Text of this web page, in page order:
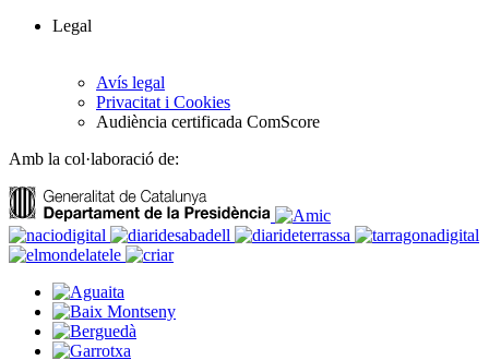
Legal
Avís legal
Privacitat i Cookies
Audiència certificada ComScore
Amb la col·laboració de: